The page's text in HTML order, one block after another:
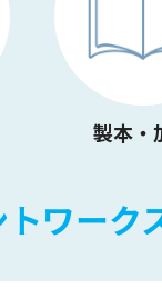
製本・
ワーク